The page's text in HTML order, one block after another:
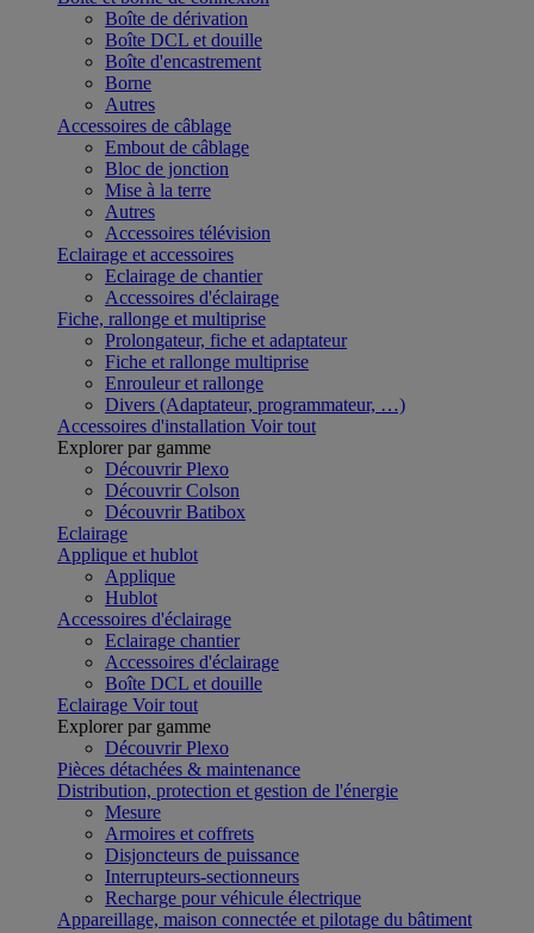
Boîte de dérivation
Boîte DCL et douille
Boîte d'encastrement
Borne
Autres
Accessoires de câblage
Embout de câblage
Bloc de jonction
Mise à la terre
Autres
Accessoires télévision
Eclairage et accessoires
Eclairage de chantier
Accessoires d'éclairage
Fiche, rallonge et multiprise
Prolongateur, fiche et adaptateur
Fiche et rallonge multiprise
Enrouleur et rallonge
Divers (Adaptateur, programmateur, …)
Accessoires d'installation Voir tout
Explorer par gamme
Découvrir Plexo
Découvrir Colson
Découvrir Batibox
Eclairage
Applique et hublot
Applique
Hublot
Accessoires d'éclairage
Eclairage chantier
Accessoires d'éclairage
Boîte DCL et douille
Eclairage Voir tout
Explorer par gamme
Découvrir Plexo
Pièces détachées & maintenance
Distribution, protection et gestion de l'énergie
Mesure
Armoires et coffrets
Disjoncteurs de puissance
Interrupteurs-sectionneurs
Recharge pour véhicule électrique
Appareillage, maison connectée et pilotage du bâtiment